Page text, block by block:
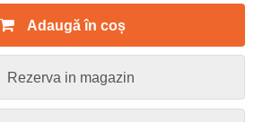
Adaugă în coș
Rezerva in magazin